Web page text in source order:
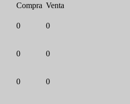
Compra Venta
0 0
0 0
0 0